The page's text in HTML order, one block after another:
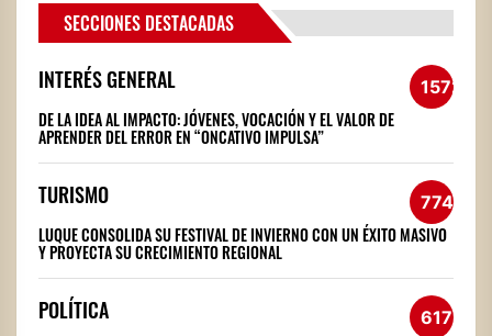
SECCIONES DESTACADAS
INTERÉS GENERAL 1572
DE LA IDEA AL IMPACTO: JÓVENES, VOCACIÓN Y EL VALOR DE
APRENDER DEL ERROR EN “ONCATIVO IMPULSA”
TURISMO 774
LUQUE CONSOLIDA SU FESTIVAL DE INVIERNO CON UN ÉXITO MASIVO
Y PROYECTA SU CRECIMIENTO REGIONAL
POLÍTICA 617